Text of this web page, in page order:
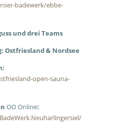
badewerk/ebbe-
und drei Teams
Ostfriesland & Nordsee
open-sauna-
OO Online: